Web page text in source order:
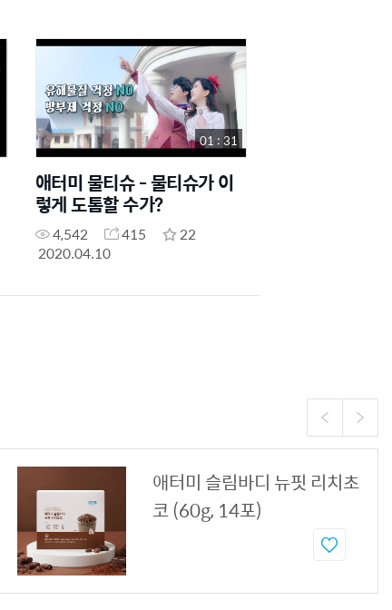
01 : 31
애터미 물티슈 - 물티슈가 이
렇게 도톰할 수가?
4,542 415
22
2020.04.10
애터미 슬림바디 뉴핏 리치초
코 (60g, 14포)